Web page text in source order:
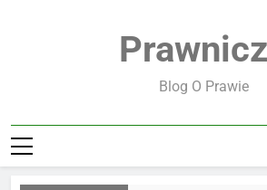
Blog O Prawie